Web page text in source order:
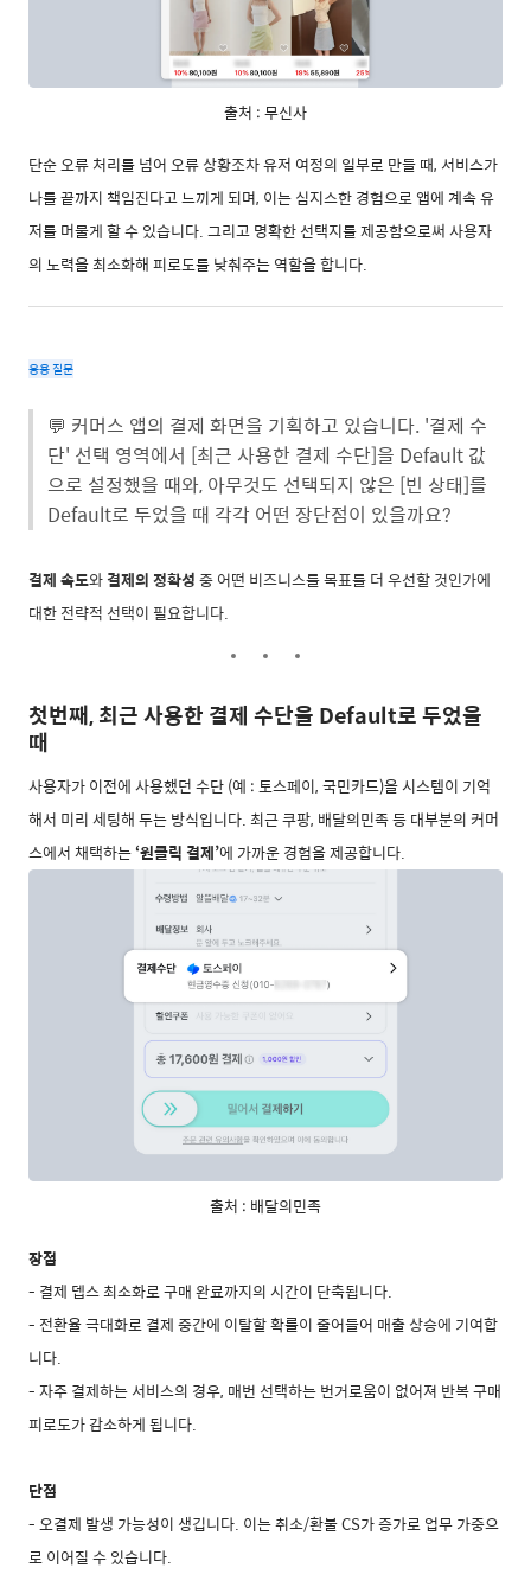
출처 : 무신사
단순 오류 처리를 넘어 오류 상황조차 유저 여정의 일부로 만들 때, 서비스가
나를 끝까지 책임진다고 느끼게 되며, 이는 심지스한 경험으로 앱에 계속 유
저를 머물게 할 수 있습니다. 그리고 명확한 선택지를 제공함으로써 사용자
의 노력을 최소화해 피로도를 낮춰주는 역할을 합니다.
응용 질문
💬 커머스 앱의 결제 화면을 기획하고 있습니다. '결제 수
단' 선택 영역에서 [최근 사용한 결제 수단]을 Default 값
으로 설정했을 때와, 아무것도 선택되지 않은 [빈 상태]를
Default로 두었을 때 각각 어떤 장단점이 있을까요?
결제 속도와결제의 정확성중 어떤 비즈니스를 목표를 더 우선할 것인가에
대한 전략적 선택이 필요합니다.
첫번째, 최근 사용한 결제 수단을 Default로 두었을
때
사용자가 이전에 사용했던 수단 (예 : 토스페이, 국민카드)을 시스템이 기억
해서 미리 세팅해 두는 방식입니다. 최근 쿠팡, 배달의민족 등 대부분의 커머
스에서 채택하는‘원클릭 결제’에 가까운 경험을 제공합니다.
출처 : 배달의민족
장점
- 결제 뎁스 최소화로 구매 완료까지의 시간이 단축됩니다.
- 전환율 극대화로 결제 중간에 이탈할 확률이 줄어들어 매출 상승에 기여합
니다.
- 자주 결제하는 서비스의 경우, 매번 선택하는 번거로움이 없어져 반복 구매
피로도가 감소하게 됩니다.
단점
- 오결제 발생 가능성이 생깁니다. 이는 취소/환불 CS가 증가로 업무 가중으
로 이어질 수 있습니다.